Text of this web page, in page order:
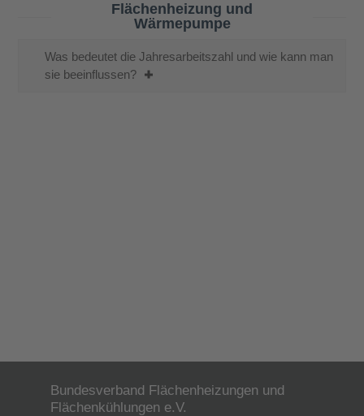
Flächenheizung und
Wärmepumpe
Was bedeutet die Jahresarbeitszahl und wie kann man
sie beeinflussen?
Bundesverband Flächenheizungen und
Flächenkühlungen e.V.